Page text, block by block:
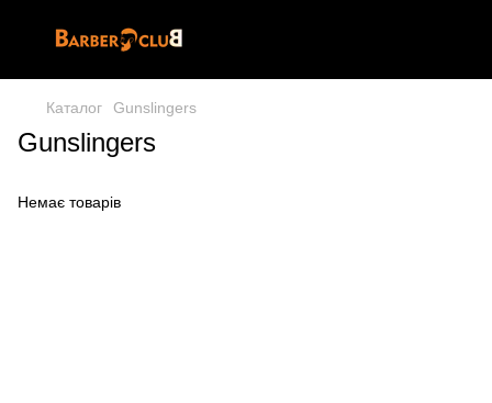
Каталог Gunslingers
Gunslingers
Немає товарів